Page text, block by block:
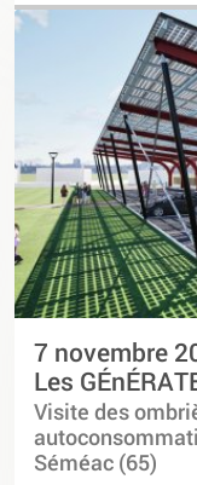
7 novembre
Les
Visite des
Séméac (65)